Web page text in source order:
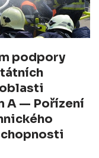
podpory
A — Pořízení